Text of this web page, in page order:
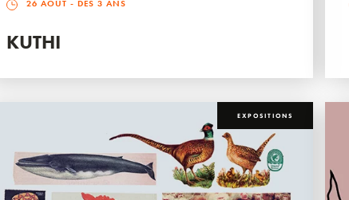
26 AOÛT - DÈS 3 ANS
KUTHI
EXPOSITIONS